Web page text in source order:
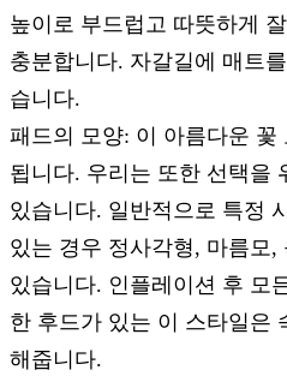
높이로 부드럽고 따뜻하게
충분합니다. 자갈길에 매트
습니다.
패드의 모양: 이 아름다운 꽃
됩니다. 우리는 또한 선택을
있습니다. 일반적으로 특정
있는 경우 정사각형, 마름모,
있습니다. 인플레이션 후 모
한 후드가 있는 이 스타일은
해줍니다.